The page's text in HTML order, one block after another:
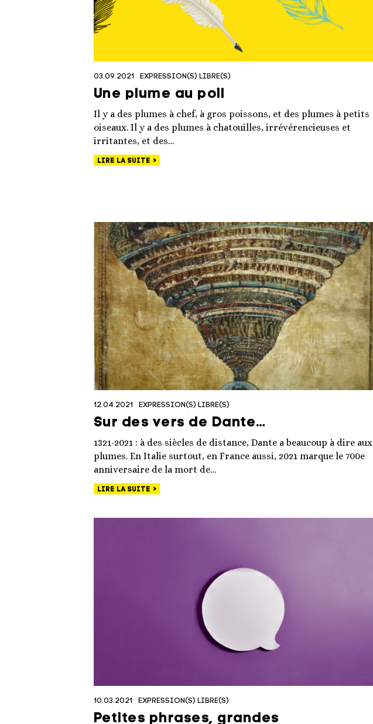
03.09.2021 EXPRESSION(S) LIBRE(S)
Une plume au poil
Il y a des plumes à chef, à gros poissons, et des plumes à petits
oiseaux. Il y a des plumes à chatouilles, irrévérencieuses et
irritantes, et des…
LIRE LA SUITE
12.04.2021 EXPRESSION(S) LIBRE(S)
Sur des vers de Dante…
1321-2021 : à des siècles de distance, Dante a beaucoup à dire aux
plumes. En Italie surtout, en France aussi, 2021 marque le 700e
anniversaire de la mort de…
LIRE LA SUITE
10.03.2021 EXPRESSION(S) LIBRE(S)
Petites phrases, grandes